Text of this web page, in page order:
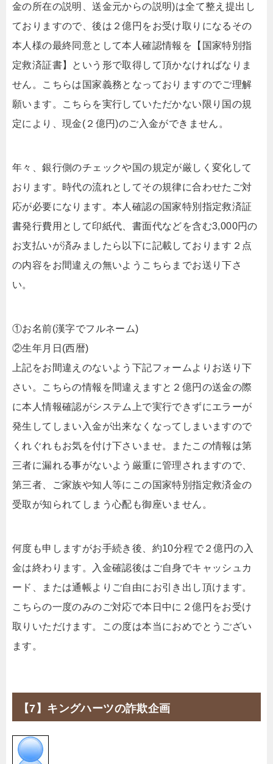
金の所在の説明、送金元からの説明)は全て整え提出し
ておりますので、後は２億円をお受け取りになるその
本人様の最終同意として本人確認情報を【国家特別指
定救済証書】という形で取得して頂かなければなりま
せん。こちらは国家義務となっておりますのでご理解
願います。こちらを実行していただかない限り国の規
定により、現金(２億円)のご入金ができません。
年々、銀行側のチェックや国の規定が厳しく変化して
おります。時代の流れとしてその規律に合わせたご対
応が必要になります。本人確認の国家特別指定救済証
書発行費用として印紙代、書面代などを含む3,000円の
お支払いが済みましたら以下に記載しております２点
の内容をお間違えの無いようこちらまでお送り下さ
い。
①お名前(漢字でフルネーム)
②生年月日(西暦)
上記をお間違えのないよう下記フォームよりお送り下
さい。こちらの情報を間違えますと２億円の送金の際
に本人情報確認がシステム上で実行できずにエラーが
発生してしまい入金が出来なくなってしまいますので
くれぐれもお気を付け下さいませ。またこの情報は第
三者に漏れる事がないよう厳重に管理されますので、
第三者、ご家族や知人等にこの国家特別指定救済金の
受取が知られてしまう心配も御座いません。
何度も申しますがお手続き後、約10分程で２億円の入
金は終わります。入金確認後はご自身でキャッシュカ
ード、または通帳よりご自由にお引き出し頂けます。
こちらの一度のみのご対応で本日中に２億円をお受け
取りいただけます。この度は本当におめでとうござい
ます。
【7】キングハーツの詐欺企画